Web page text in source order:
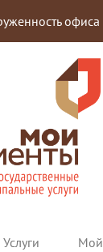
Услуги Мой